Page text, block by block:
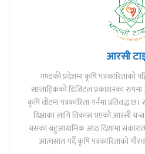
आरसी
गण्डकी प्रदेशमा कृषि पत्रकारिताको
साप्ताहिकको डिजिटल प्रकाशनका
कृषि वीटमा पत्रकारिता गर्नमा प्रतिवद्ध
दिक्षाका लागि विकास भएको आरसी
यसका बहुआयामिक आठ दिशामा
आत्मसात गर्दै कृषि पत्रकारिताको